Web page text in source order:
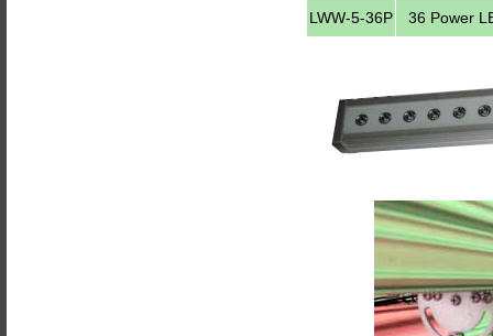
LWW-5-36P
36 Power